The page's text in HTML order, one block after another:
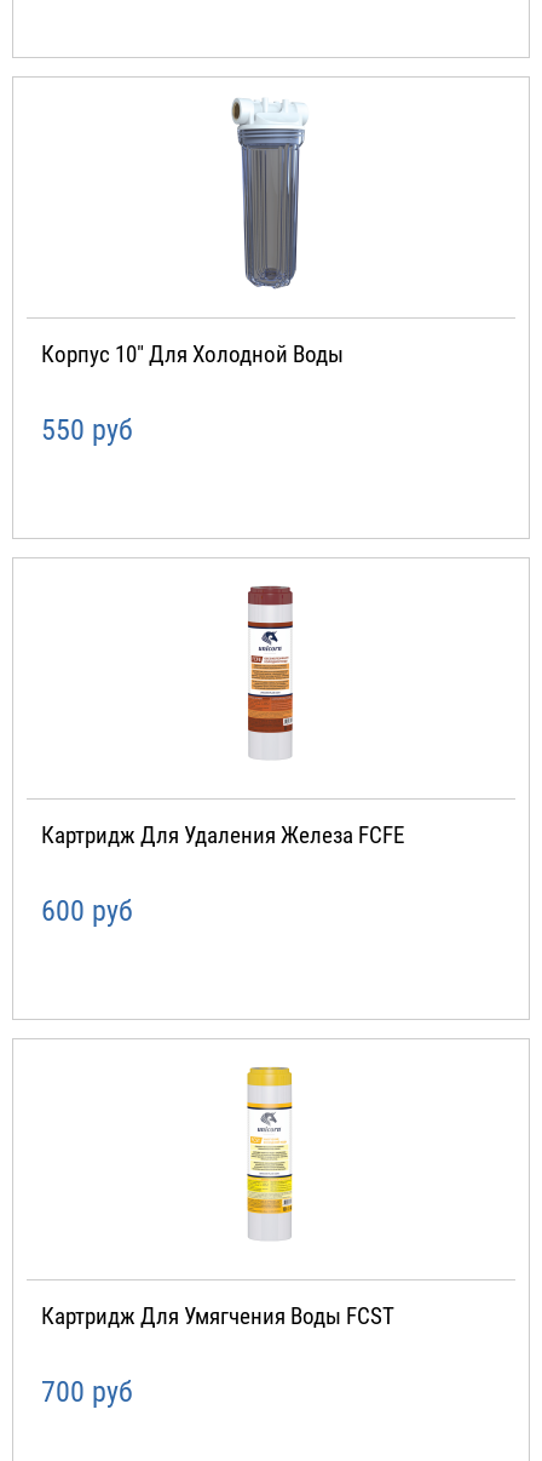
Корпус 10" Для Холодной Воды
550 руб
Картридж Для Удаления Железа FCFE
600 руб
Картридж Для Умягчения Воды FCST
700 руб